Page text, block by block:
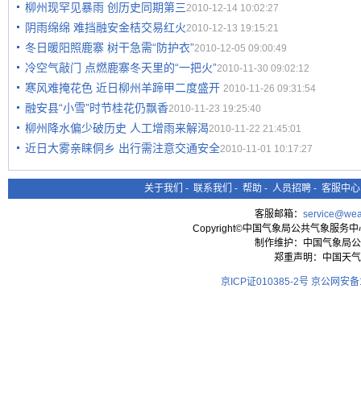
柳州现罕见暴雨 创历史同期第三2010-12-14 10:02:27
阴雨绵绵 难挡融安金桔交易红火2010-12-13 19:15:21
冬日暖阳照鹿寨 树干急需“防护衣”2010-12-05 09:00:49
冷空气敲门 点燃鹿寨冬天里的“一把火”2010-11-30 09:02:12
寒风难掩花色 近日柳州羊蹄甲二度盛开 2010-11-26 09:31:54
融安县“小雪”时节桂花仍飘香2010-11-23 19:25:40
柳州降水偏少破历史 人工增雨来解渴2010-11-22 21:45:01
近日大雾亲睐侗乡 出行需注意交通安全2010-11-01 10:17:27
关于我们 - 联系我们 - 帮助 - 人员招聘 - 客服中心
客服邮箱：
Copyright©中国气象局公共气象服务
制作维护：中国气象局
郑重声明：中国天
京ICP证010385-2号 京公网安